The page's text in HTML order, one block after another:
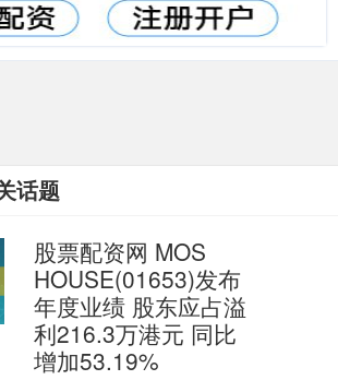
话题
股票配资网 MOS
HOUSE(01653)发布
年度业绩 股东应占溢
利216.3万港元 同比
增加53.19%